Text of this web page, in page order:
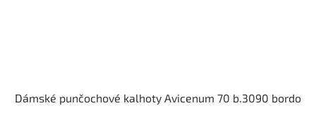
Dámské punčochové kalhoty Avicenum 70 b.3090 bordo